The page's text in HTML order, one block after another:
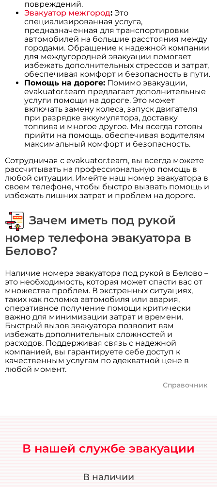
повреждений.
Эвакуатор межгород: Это
специализированная услуга,
предназначенная для транспортировки
автомобилей на большие расстояния между
городами. Обращение к надежной компании
для междугородней эвакуации помогает
избежать дополнительных стрессов и затрат,
обеспечивая комфорт и безопасность в пути.
Помощь на дороге: Помимо эвакуации,
evakuator.team предлагает дополнительные
услуги помощи на дороге. Это может
включать замену колеса, запуск двигателя
при разрядке аккумулятора, доставку
топлива и многое другое. Мы всегда готовы
прийти на помощь, обеспечивая водителям
максимальный комфорт и безопасность.
Сотрудничая с evakuator.team, вы всегда можете
рассчитывать на профессиональную помощь в
любой ситуации. Имейте наш номер эвакуатора в
своем телефоне, чтобы быстро вызвать помощь и
избежать лишних затрат и проблем на дороге.
Зачем иметь под рукой
номер телефона эвакуатора в
Белово?
Наличие номера эвакуатора под рукой в Белово –
это необходимость, которая может спасти вас от
множества проблем. В экстренных ситуациях,
таких как поломка автомобиля или авария,
оперативное получение помощи критически
важно для минимизации затрат и времени.
Быстрый вызов эвакуатора позволит вам
избежать дополнительных сложностей и
расходов. Поддерживая связь с надежной
компанией, вы гарантируете себе доступ к
качественным услугам по адекватной цене в
любой момент.
Справочник
В нашей службе эвакуации
В наличии